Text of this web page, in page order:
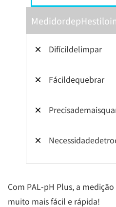
× Difícildelimpar
× Fácildequebrar
×
×
Com PAL-pH Plus, a
muito mais fácil e rápida!